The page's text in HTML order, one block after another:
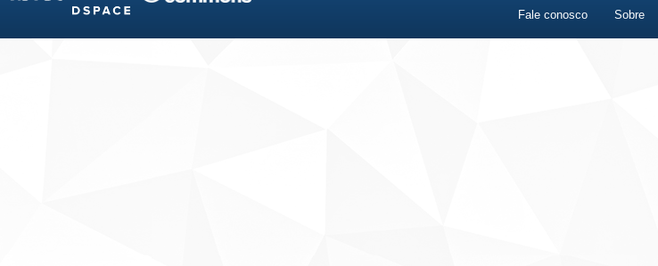
Fale conosco Sobre